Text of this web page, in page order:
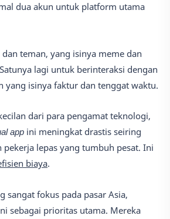
dua akun untuk platform utama
teman, yang isinya meme dan
lagi untuk berinteraksi dengan
yang isinya faktur dan tenggat waktu.
dari para pengamat teknologi,
app ini meningkat drastis seiring
pekerja lepas yang tumbuh pesat. Ini
biaya.
sangat fokus pada pasar Asia,
sebagai prioritas utama. Mereka